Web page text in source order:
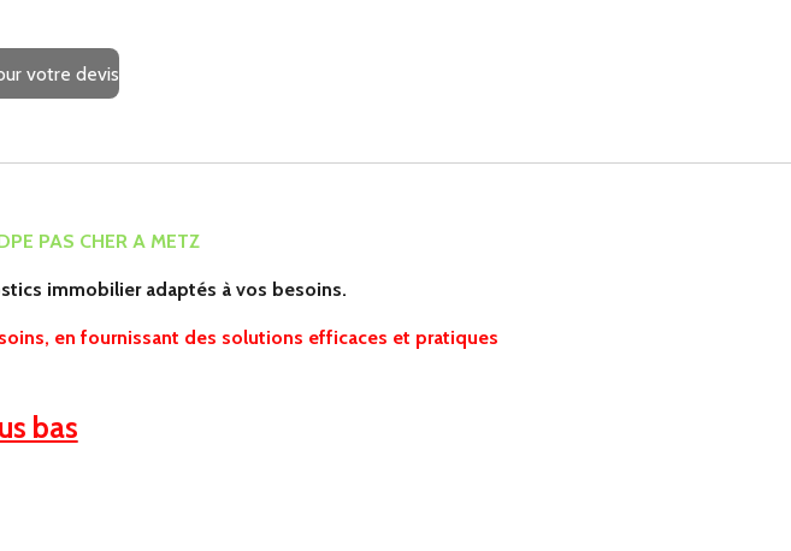
votre devis
PAS CHER A METZ
immobilier adaptés à vos besoins.
en fournissant des solutions efficaces et pratiques
bas